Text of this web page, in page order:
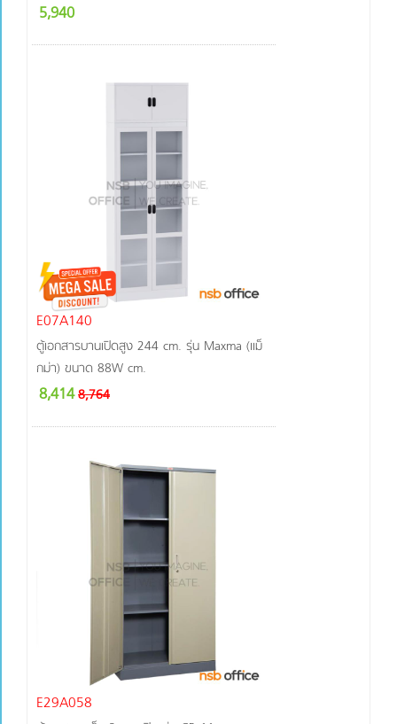
5,940
E07A140
ตู้เอกสารบานเปิดสูง 244 cm. รุ่น Maxma (แม็
กม่า) ขนาด 88W cm.
8,4148,764
E29A058